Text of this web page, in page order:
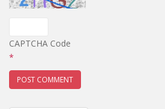
CAPTCHA Code
*